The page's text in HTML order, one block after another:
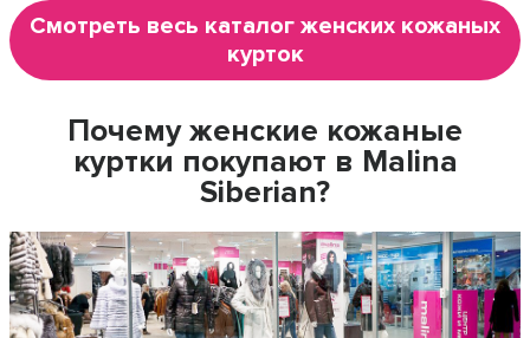
Смотреть весь каталог женских кожаных
курток
Почему женские кожаные
куртки покупают в Malina
Siberian?